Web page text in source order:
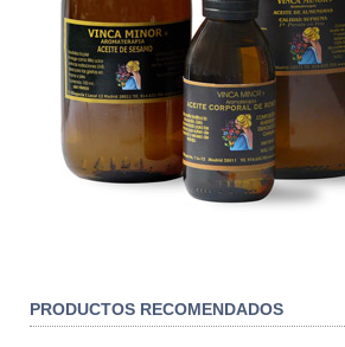
PRODUCTOS RECOMENDADOS